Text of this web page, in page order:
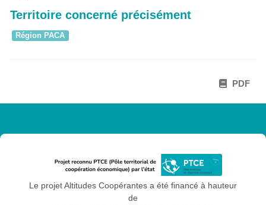
Territoire concerné précisément
Région PACA
PDF
Le projet Altitudes Coopérantes a été financé à hauteur
de